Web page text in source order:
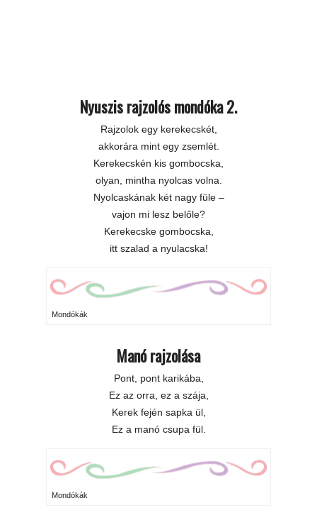
Nyuszis rajzolós mondóka 2.
Rajzolok egy kerekecskét,
akkorára mint egy zsemlét.
Kerekecskén kis gombocska,
olyan, mintha nyolcas volna.
Nyolcaskának két nagy füle –
vajon mi lesz belőle?
Kerekecske gombocska,
itt szalad a nyulacska!
Mondókák
Manó rajzolása
Pont, pont karikába,
Ez az orra, ez a szája,
Kerek fején sapka ül,
Ez a manó csupa fül.
Mondókák